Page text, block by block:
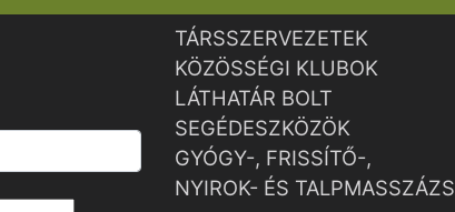
TÁRSSZERVEZETEK
KÖZÖSSÉGI KLUBOK
LÁTHATÁR BOLT
SEGÉDESZKÖZÖK
GYÓGY-, FRISSÍTŐ-,
NYIROK- ÉS TALPMASSZÁZS